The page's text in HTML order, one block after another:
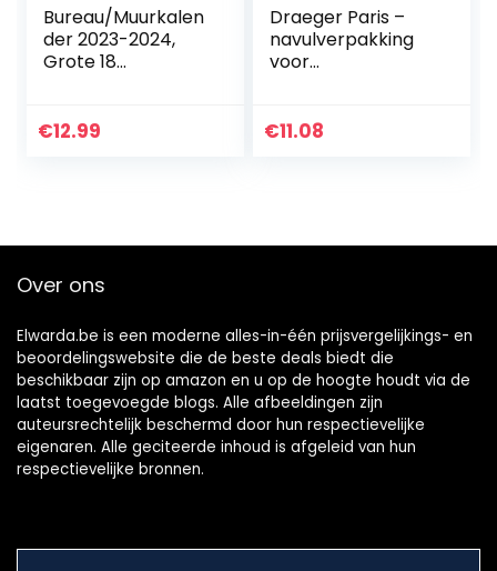
Bureau/Muurkalen
der 2023-2024,
Grote 18
Bureaupad
€12.99
Draeger Paris –
navulverpakking
voor
€11.08
Over ons
Elwarda.be is een moderne alles-in-één prijsvergelijkings- en
beoordelingswebsite die de beste deals biedt die
beschikbaar zijn op amazon en u op de hoogte houdt via de
laatst toegevoegde blogs. Alle afbeeldingen zijn
auteursrechtelijk beschermd door hun respectievelijke
eigenaren. Alle geciteerde inhoud is afgeleid van hun
respectievelijke bronnen.